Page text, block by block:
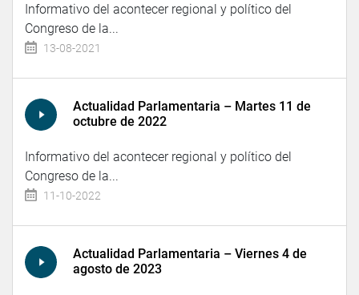
Informativo del acontecer regional y político del
Congreso de la...
13-08-2021
Actualidad Parlamentaria – Martes 11 de
octubre de 2022
Informativo del acontecer regional y político del
Congreso de la...
11-10-2022
Actualidad Parlamentaria – Viernes 4 de
agosto de 2023